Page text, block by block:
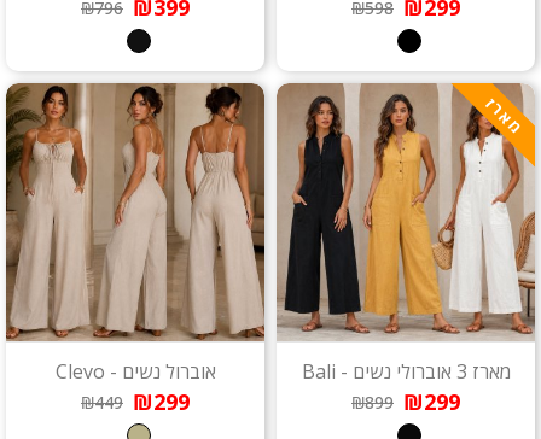
₪299
₪598
₪399
₪796
מארז
מארז 3 אוברולי נשים - Bali
₪299
₪899
אוברול נשים - Clevo
₪299
₪449